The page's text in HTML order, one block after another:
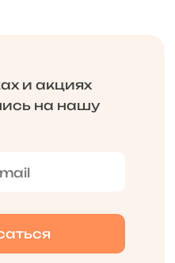
и акциях
на нашу